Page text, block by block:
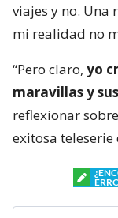
viajes y no. Una
mi realidad no
“Pero claro, yo
maravillas y
reflexionar
exitosa teleserie